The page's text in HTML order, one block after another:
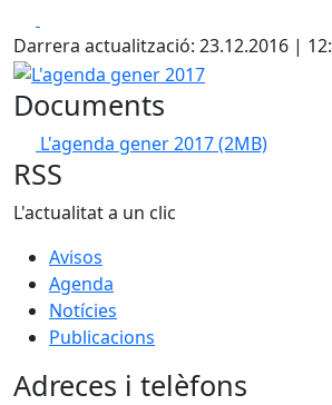
Darrera actualització: 23.12.2016 |
L'agenda gener 2017
Documents
L'agenda gener 2017(2MB)
RSS
L'actualitat a un clic
Avisos
Agenda
Notícies
Publicacions
Adreces i telèfons